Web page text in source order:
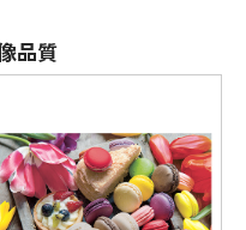
品質